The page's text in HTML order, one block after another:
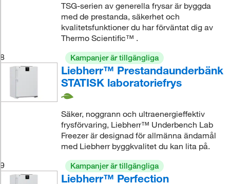
TSG-serien av generella frysar är byggda
med de prestanda, säkerhet och
kvalitetsfunktioner du har förväntat dig av
Thermo Scientific™ .
8
Kampanjer är tillgängliga
Liebherr™ Prestandaunderbänk
STATISK laboratoriefrys
Säker, noggrann och ultraenergieffektiv
frysförvaring, Liebherr™ Underbench Lab
Freezer är designad för allmänna ändamål
med Liebherr byggkvalitet du kan lita på.
9
Kampanjer är tillgängliga
Liebherr™ Perfection